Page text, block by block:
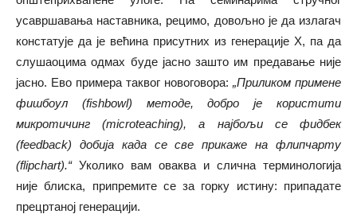
усавршавања наставника, рецимо, довољно је да излагач
констатује да је већина присутних из генерације X, па да
слушаоцима одмах буде јасно зашто им предавање није
јасно. Ево примера таквог новоговора: „Приликом примене
фишбоул (fishbowl) методе, добро је користити
микротичинг (microteaching), а најбољи се фидбек
(feedback) добија када се све прикаже на флипчарту
(flipchart).“Уколико вам оваква и слична терминологија
није блиска, припремите се за горку истину: припадате
прецртаној генерацији.